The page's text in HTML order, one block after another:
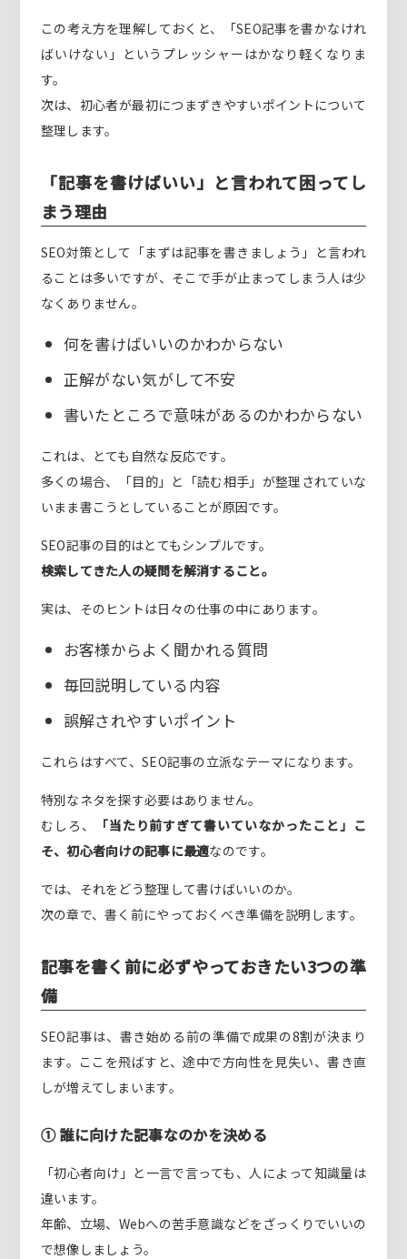
この考え方を理解しておくと、「SEO記事を書かなけれ
ばいけない」というプレッシャーはかなり軽くなりま
す。
次は、初心者が最初につまずきやすいポイントについて
整理します。
「記事を書けばいい」と言われて困ってし
まう理由
SEO対策として「まずは記事を書きましょう」と言われ
ることは多いですが、そこで手が止まってしまう人は少
なくありません。
何を書けばいいのかわからない
正解がない気がして不安
書いたところで意味があるのかわからない
これは、とても自然な反応です。
多くの場合、「目的」と「読む相手」が整理されていな
いまま書こうとしていることが原因です。
SEO記事の目的はとてもシンプルです。
検索してきた人の疑問を解消すること。
実は、そのヒントは日々の仕事の中にあります。
お客様からよく聞かれる質問
毎回説明している内容
誤解されやすいポイント
これらはすべて、SEO記事の立派なテーマになります。
特別なネタを探す必要はありません。
むしろ、
「当たり前すぎて書いていなかったこと」こ
そ、初心者向けの記事に最適なのです。
では、それをどう整理して書けばいいのか。
次の章で、書く前にやっておくべき準備を説明します。
記事を書く前に必ずやっておきたい3つの準
備
SEO記事は、書き始める前の準備で成果の8割が決まり
ます。ここを飛ばすと、途中で方向性を見失い、書き直
しが増えてしまいます。
① 誰に向けた記事なのかを決める
「初心者向け」と一言で言っても、人によって知識量は
違います。
年齢、立場、Webへの苦手意識などをざっくりでいいの
で想像しましょう。